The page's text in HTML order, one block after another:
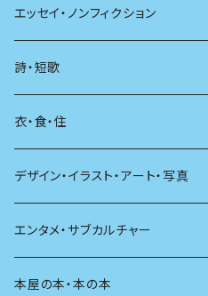
日本
海外
日本語
文学理論
評論
文章術
エッセイ・ノンフィクション
エッセイ
日記
ノンフィクション
その他
評論
詩・短歌
詩
短歌
その他
衣・食・住
着る
食べる
料理
住う
デザイン・イラスト・アート・写真
デザイン
イラスト
エンタメ・サブカルチャー
映画
本屋の本・本の本